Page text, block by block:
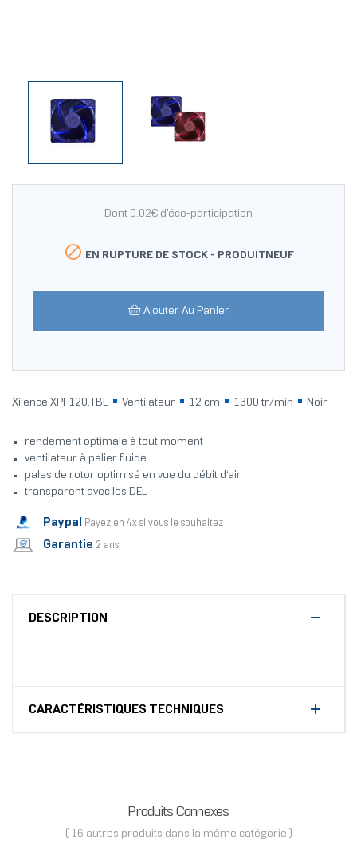
Dont 0.02€ d'éco-participation
 EN RUPTURE DE STOCK - PRODUITNEUF
Ajouter Au Panier
Xilence XPF120.TBL Ventilateur 12 cm 1300 tr/min Noir
rendement optimale à tout moment
ventilateur à palier fluide
pales de rotor optimisé en vue du débit d‘air
transparent avec les DEL
Paypal Payez en 4x si vous le souhaitez
Garantie 2 ans
DESCRIPTION
CARACTÉRISTIQUES TECHNIQUES
Produits Connexes
( 16 autres produits dans la même catégorie )